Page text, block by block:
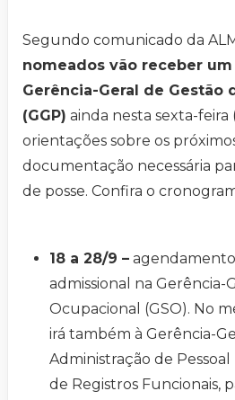
Segundo comunicado da
nomeados vão receber
Gerência-Geral de Gestão
(GGP) ainda nesta sexta-feira
orientações sobre os
documentação necessária
de posse. Confira o
18 a 28/9 –
admissional na Gerência-
Ocupacional (GSO). No
irá também à Gerência-
Administração de Pessoal
de Registros Funcionais,